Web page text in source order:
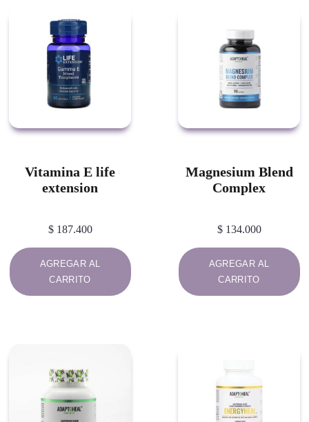
Vitamina E life
extension
$187.400
AGREGAR AL
CARRITO
Magnesium Blend
Complex
$134.000
AGREGAR AL
CARRITO